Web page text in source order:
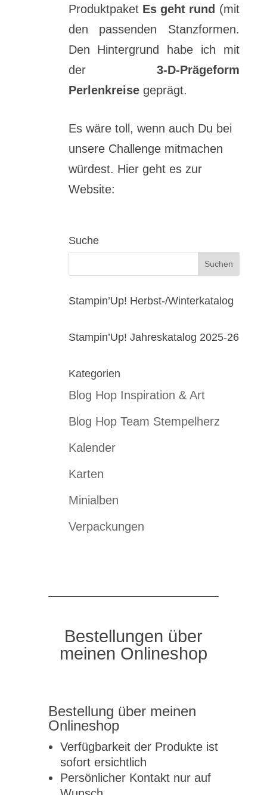
Produktpaket Es geht rund (mit
den passenden Stanzformen.
Den Hintergrund habe ich mit
der 3-D-Prägeform
Perlenkreisegeprägt.
Es wäre toll, wenn auch Du bei
unsere Challenge mitmachen
würdest. Hier geht es zur
Website:
Suche
Stampin’Up! Herbst-/Winterkatalog
Stampin’Up! Jahreskatalog 2025-26
Kategorien
Blog Hop Inspiration & Art
Blog Hop Team Stempelherz
Kalender
Karten
Minialben
Verpackungen
Bestellungen über
meinen Onlineshop
Bestellung über meinen
Onlineshop
Verfügbarkeit der Produkte ist
sofort ersichtlich
Persönlicher Kontakt nur auf